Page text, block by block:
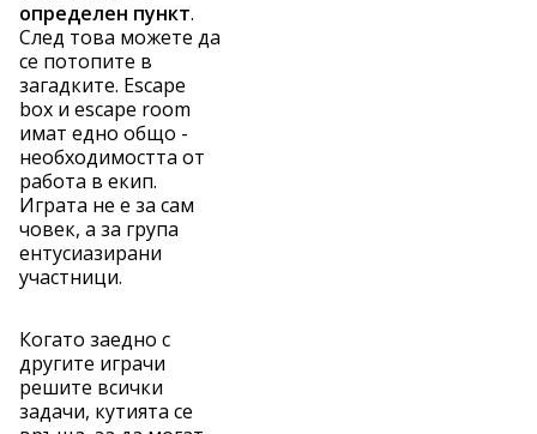
определен пункт.
След това можете да
се потопите в
загадките. Escape
box и escape room
имат едно общо -
необходимостта от
работа в екип.
Играта не е за сам
човек, а за група
ентусиазирани
участници.
Когато заедно с
другите играчи
решите всички
задачи, кутията се